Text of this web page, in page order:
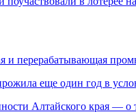
и перерабатывающая
еще один год в
Алтайского края — о